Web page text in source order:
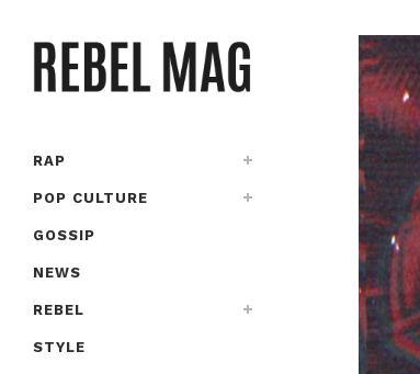
RAP
POP CULTURE
GOSSIP
NEWS
REBEL
STYLE